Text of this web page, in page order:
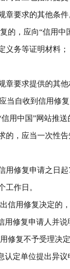
章要求的其他条
的，应向“信用中
义务等证明材料；
章要求提供的其
当自收到信用修
信用中国”网站推
的，应当一次性
用修复申请之日起
工作日。
信用修复决定的
用修复申请人并说
修复不予受理决定
认定单位提出异议